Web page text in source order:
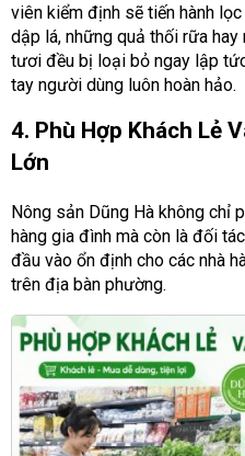
viên kiểm định sẽ tiến hành
dập lá, những quả thối rữa
tươi đều bị loại bỏ ngay lập
tay người dùng luôn hoàn hảo.
4. Phù Hợp Khách Lẻ
Lớn
Nông sản Dũng Hà không chỉ
hàng gia đình mà còn là đối
đầu vào ổn định cho các nhà
trên địa bàn phường.